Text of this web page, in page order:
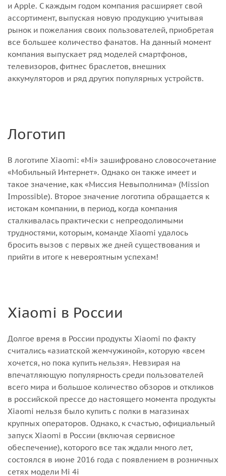
и Apple. С каждым годом компания расширяет свой
ассортимент, выпуская новую продукцию учитывая
рынок и пожелания своих пользователей, приобретая
все большее количество фанатов. На данный момент
компания выпускает ряд моделей смартфонов,
телевизоров, фитнес браслетов, внешних
аккумуляторов и ряд других популярных устройств.
Логотип
В логотипе Xiaomi: «Mi» зашифровано словосочетание
«Мобильный Интернет». Однако он также имеет и
такое значение, как «Миссия Невыполнима» (Mission
Impossible). Второе значение логотипа обращается к
истокам компании, в период, когда компания
сталкивалась практически с непреодолимыми
трудностями, которым, команде Xiaomi удалось
бросить вызов с первых же дней существования и
прийти в итоге к невероятным успехам!
Xiaomi в России
Долгое время в России продукты Xiaomi по факту
считались «азиатской жемчужиной», которую «всем
хочется, но пока купить нельзя». Невзирая на
впечатляющую популярность среди пользователей
всего мира и большое количество обзоров и откликов
в российской прессе до настоящего момента продукты
Xiaomi нельзя было купить с полки в магазинах
крупных операторов. Однако, к счастью, официальный
запуск Xiaomi в России (включая сервисное
обеспечение), которого все так ждали много лет,
состоялся в июне 2016 года с появлением в розничных
сетях модели Mi 4i